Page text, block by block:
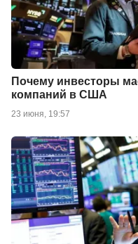
Почему инвесторы
компаний в США
23 июня, 19:57